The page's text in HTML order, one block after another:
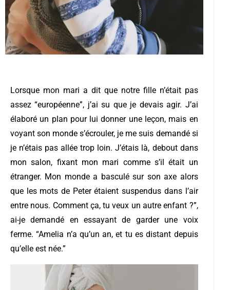
Lorsque mon mari a dit que notre fille n’était pas
assez “européenne”, j’ai su que je devais agir. J’ai
élaboré un plan pour lui donner une leçon, mais en
voyant son monde s’écrouler, je me suis demandé si
je n’étais pas allée trop loin.J’étais là, debout dans
mon salon, fixant mon mari comme s’il était un
étranger. Mon monde a basculé sur son axe alors
que les mots de Peter étaient suspendus dans l’air
entre nous. Comment ça, tu veux un autre enfant ?”,
ai-je demandé en essayant de garder une voix
ferme. “Amelia n’a qu’un an, et tu es distant depuis
qu’elle est née.”